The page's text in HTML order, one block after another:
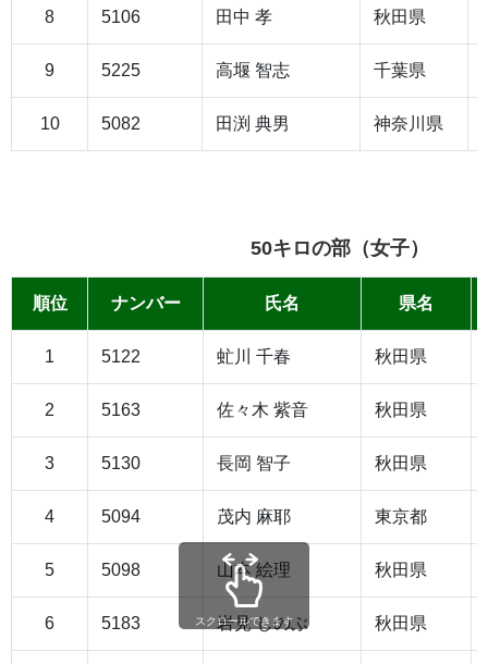
8 5106 田中 孝 秋田県
9 5225 高堰 智志 千葉県
10 5082 田渕 典男 神奈川県
50キロの部（女子）
順位 ナンバー 氏名 県名
1 5122 虻川 千春 秋田県
2 5163 佐々木 紫音 秋田県
3 5130 長岡 智子 秋田県
4 5094 茂内 麻耶 東京都
5 5098 山本 絵理 秋田県
6 5183 岩見 しのぶ 秋田県
スクロールできます